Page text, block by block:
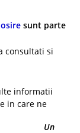
sunt parte
consultati si
informatii
in care ne
Un